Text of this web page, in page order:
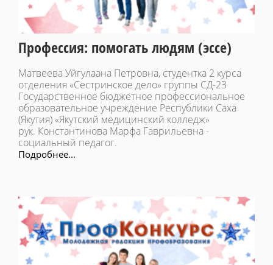
Профессия: помогать людям (эссе)
Матвеева Уйгулаана Петровна, студентка 2 курса
отделения «Сестринское дело» группы СД-23
Государственное бюджетное профессиональное
образовательное учреждение Республики Саха
(Якутия) «Якутский медицинский колледж»
рук. Константинова Марфа Гаврильевна -
социальный педагог.
Подробнее...